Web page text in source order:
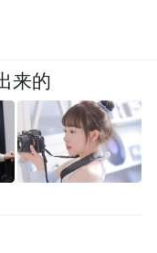
来的